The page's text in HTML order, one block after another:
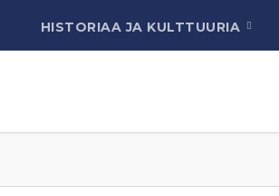
HISTORIAA JA KULTTUURIA